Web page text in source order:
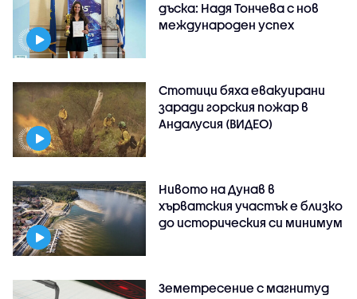
дъска: Надя Тончева с нов
международен успех
Стотици бяха евакуирани
заради горския пожар в
Андалусия (ВИДЕО)
Нивото на Дунав в
хърватския участък е близко
до историческия си минимум
Земетресение с магнитуд